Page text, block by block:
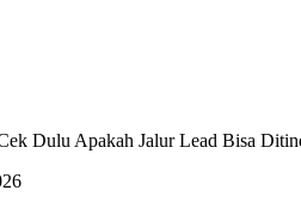
Dulu Apakah Jalur Lead Bisa